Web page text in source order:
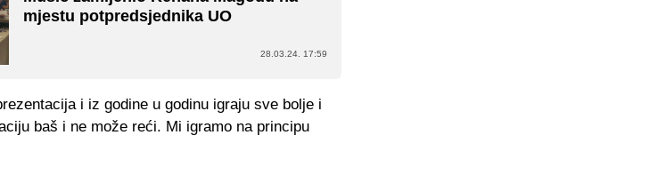
mjestu potpredsjednika UO
28.03.24. 17:59
i iz godine u godinu igraju sve bolje i
baš i ne može reći. Mi igramo na principu